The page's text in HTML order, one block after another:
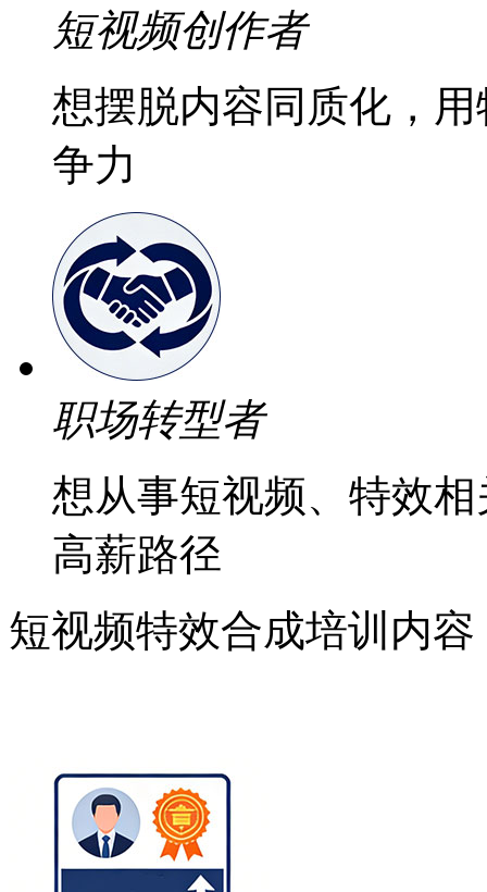
短视频创作者
想摆脱内容同质化，
争力
职场转型者
想从事短视频、特效
高薪路径
短视频特效合成培训内容